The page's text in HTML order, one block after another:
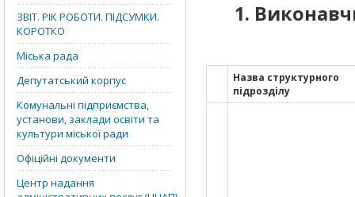
ЗВІТ. РІК РОБОТИ. ПІДСУМКИ.
КОРОТКО
Міська рада
Депутатський корпус
Комунальні підприємства,
установи, заклади освіти та
культури міської ради
Офіційні документи
Центр надання
1.
Назва структурного
підрозділу